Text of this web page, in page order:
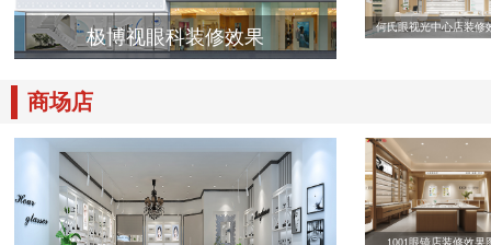
极博视眼科装修效果 何氏眼视光中心店装修
商场店
1001眼镜店装修效果